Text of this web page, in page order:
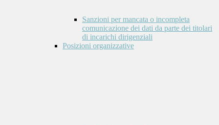
Sanzioni per mancata o incompleta
comunicazione dei dati da parte dei titolari
di incarichi dirigenziali
Posizioni organizzative